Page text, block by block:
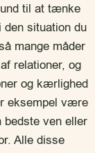
til at tænke
situation du
mange måder
relationer, og
og kærlighed
eksempel være
ven eller
Alle disse